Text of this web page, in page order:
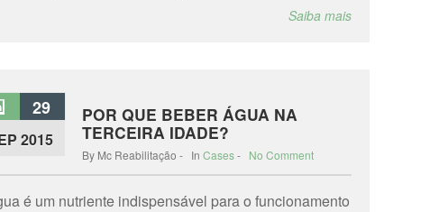
Saiba mais
29
2015
POR QUE BEBER ÁGUA NA
TERCEIRA IDADE?
By Mc Reabilitação - In Cases- No Comment
é um nutriente indispensável para o funcionamento